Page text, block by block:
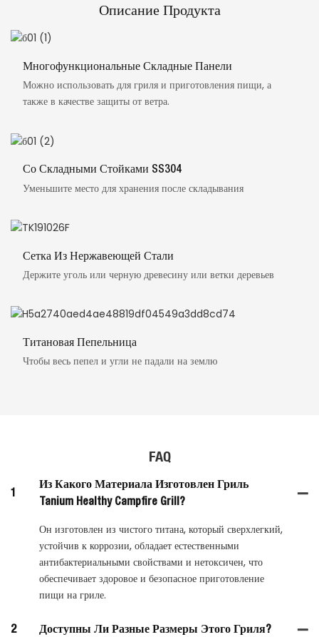
Описание Продукта
Многофункциональные Складные Панели
Можно использовать для гриля и приготовления пищи, а
также в качестве защиты от ветра.
Со Складными Стойками SS304
Уменьшите место для хранения после складывания
Сетка Из Нержавеющей Стали
Держите уголь или черную древесину или ветки деревьев
Титановая Пепельница
Чтобы весь пепел и угли не падали на землю
FAQ
1
Из Какого Материала Изготовлен Гриль
Tanium Healthy Campfire Grill?
Он изготовлен из чистого титана, который сверхлегкий,
устойчив к коррозии, обладает естественными
антибактериальными свойствами и нетоксичен, что
обеспечивает здоровое и безопасное приготовление
пищи на гриле.
2 Доступны Ли Разные Размеры Этого Гриля?